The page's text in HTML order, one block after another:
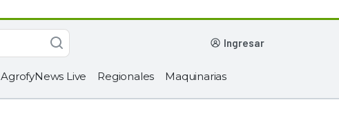
ingresar
AgrofyNews Live Regionales Maquinarias